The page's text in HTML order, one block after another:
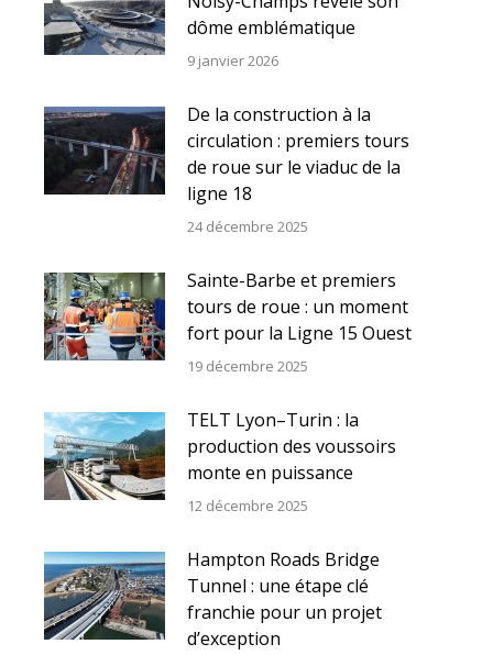
dôme emblématique
9 janvier 2026
De la construction à la
circulation : premiers tours
de roue sur le viaduc de la
ligne 18
24 décembre 2025
Sainte-Barbe et premiers
tours de roue : un moment
fort pour la Ligne 15 Ouest
19 décembre 2025
TELT Lyon–Turin : la
production des voussoirs
monte en puissance
12 décembre 2025
Hampton Roads Bridge
Tunnel : une étape clé
franchie pour un projet
d’exception